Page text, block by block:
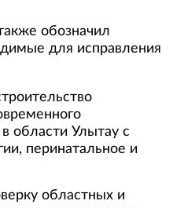
обозначил
для исправления
области Улытау с
перинатальное и
областных и